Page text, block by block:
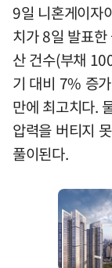
9일 니혼게이자
치가 8일 발표
산 건수(부채
기 대비 7% 증
만에 최고치다.
압력을 버티지
풀이된다.